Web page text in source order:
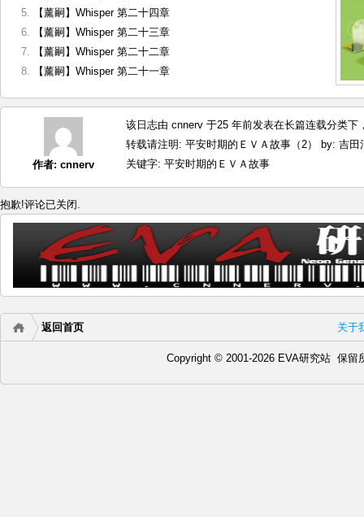
【薰嗣】Whisper 第二十四章
【薰嗣】Whisper 第二十三章
【薰嗣】Whisper 第二十二章
【薰嗣】Whisper 第二十一章
作者: cnnerv
该日志由 cnnerv 于25 年前发表在长篇连载分类下
转载请注明: 平安时期的ＥＶＡ故事（2） by: 吉田
关键字: 平安时期的ＥＶＡ故事
抱歉!评论已关闭.
关于
返回首页
Copyright © 2001-2026 EVA研究站 保